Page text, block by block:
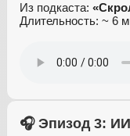
Из подкаста:
Длительность: ~ 6
🎧 Эпизод 3: